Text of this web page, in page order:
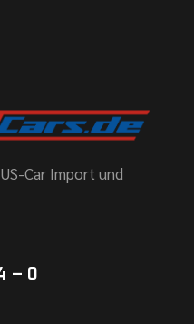
Car Import und
– 0